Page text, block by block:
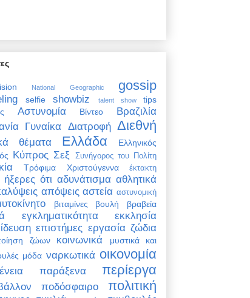
National Geographic gossip
selfie showbiz talent show
tips
Αστυνομία Βίντεο
Βραζιλία
Γυναίκα Διατροφή Διεθνή
θέματα Ελλάδα
Ελληνικός
Κύπρος Σεξ Συνήγορος του Πολίτη
Τρόφιμα Χριστούγεννα
έκτακτη
ήξερες ότι αδυνάτισμα αθλητικά
απόψεις αστεία αστυνομική
βιταμίνες βουλή βραβεία
εγκληματικότητα
εκκλησία
επιστήμες εργασία ζώδια
ζώων κοινωνικά
μυστικά και
μόδα ναρκωτικά οικονομία
παράξενα περίεργα
ποδόσφαιρο πολιτική